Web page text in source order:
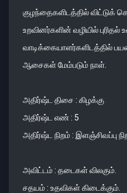
குழந்தைகளிடத்தில் விட்டுக்
உறவினர்களின் வழியில் புரிதல்
வாடிக்கையாளர்களிடத்தில்
ஆசைகள் மேம்படும் நாள்.
அதிர்ஷ்ட திசை : கிழக்கு
அதிர்ஷ்ட எண் : 5
அதிர்ஷ்ட நிறம் : இளஞ்சிவப்பு
அவிட்டம் : தடைகள் விலகும்.
சதயம் : உதவிகள் கிடைக்கும்.